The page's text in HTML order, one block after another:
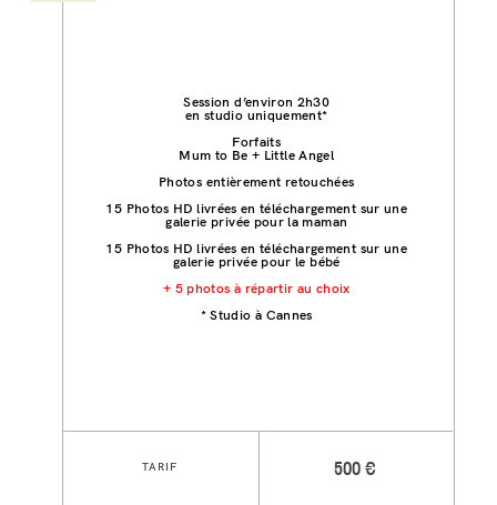
Session d’environ 2h30
en studio uniquement*
Forfaits
Mum to Be + Little Angel
Photos entièrement retouchées
15 Photos HD livrées en téléchargement sur une
galerie privée pour la maman
15 Photos HD livrées en téléchargement sur une
galerie privée pour le bébé
+ 5 photos à répartir au choix
* Studio à Cannes
500 €
TARIF